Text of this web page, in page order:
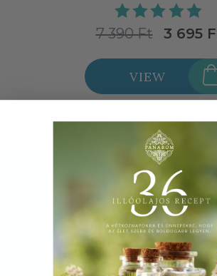
7 390 Ft 3 695
VIEW
100% NATURAL,
AROMATHERAPY